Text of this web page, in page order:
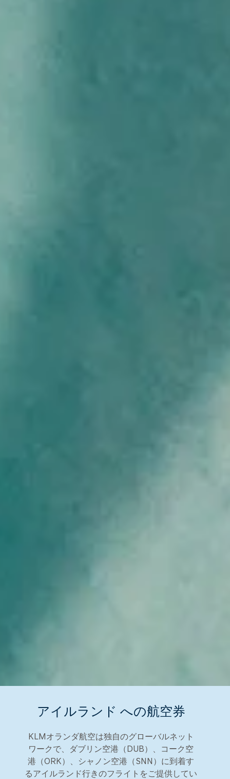
アイルランド への航空券
KLMオランダ航空は独自のグローバルネット
ワークで、ダブリン空港（DUB）、コーク空
港（ORK）、シャノン空港（SNN）に到着す
るアイルランド行きのフライトをご提供してい